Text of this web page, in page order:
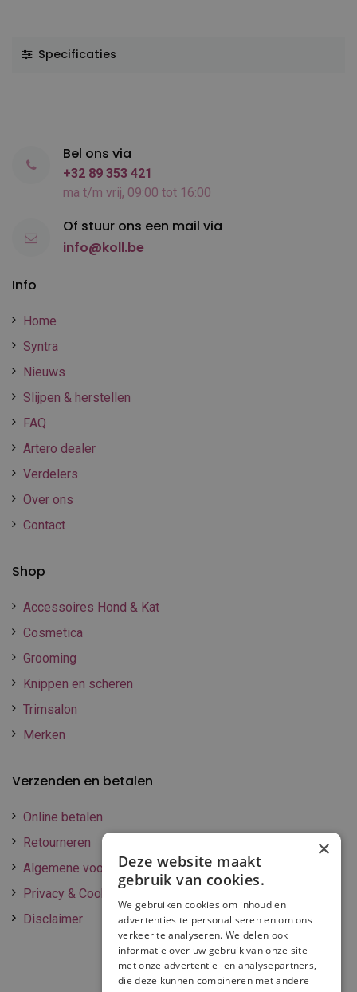
Specificaties
Info
Home
Syntra
Nieuws
Slijpen & herstellen
FAQ
Artero dealer
Verdelers
Over ons
Contact
Shop
Accessoires Hond & Kat
Cosmetica
Grooming
Knippen en scheren
Trimsalon
Merken
Verzenden en betalen
Online betalen
Retourneren
Algemene voorwaarden
Privacy & Cookie policy
Disclaimer
Bel ons via
+32 89 353 421
ma t/m vrij, 09:00 tot 16:00
Of stuur ons een mail via
info@koll.be
×
Deze website maakt
gebruik van cookies.
We gebruiken cookies om inhoud en
advertenties te personaliseren en om ons
verkeer te analyseren. We delen ook
informatie over uw gebruik van onze site
met onze advertentie- en analysepartners,
die deze kunnen combineren met andere